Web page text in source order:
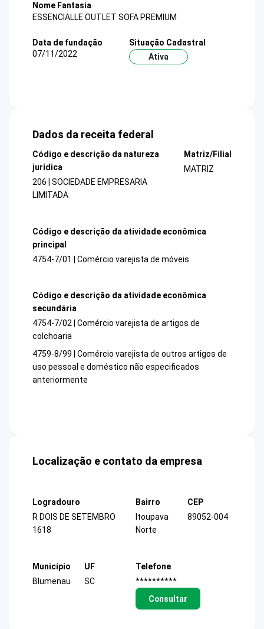
Nome Fantasia
ESSENCIALLE OUTLET SOFA PREMIUM
Data de fundação
07/11/2022
Situação Cadastral
Ativa
Dados da receita federal
Código e descrição da natureza
jurídica
206 | SOCIEDADE EMPRESARIA
LIMITADA
Matriz/Filial
MATRIZ
Código e descrição da atividade econômica
principal
4754-7/01 | Comércio varejista de móveis
Código e descrição da atividade econômica
secundária
4754-7/02 | Comércio varejista de artigos de
colchoaria
4759-8/99 | Comércio varejista de outros artigos de
uso pessoal e doméstico não especificados
anteriormente
Localização e contato da empresa
Logradouro
R DOIS DE SETEMBRO
1618
Bairro
Itoupava
Norte
CEP
89052-004
Município
Blumenau
UF
SC
Telefone
**********
Consultar